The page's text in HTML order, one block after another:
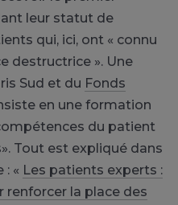
leur statut de
qui, ici, ont « connu
destructrice ». Une
Sud et du Fonds
en une formation
du patient
Tout est expliqué dans
« Les patients experts :
renforcer la place des